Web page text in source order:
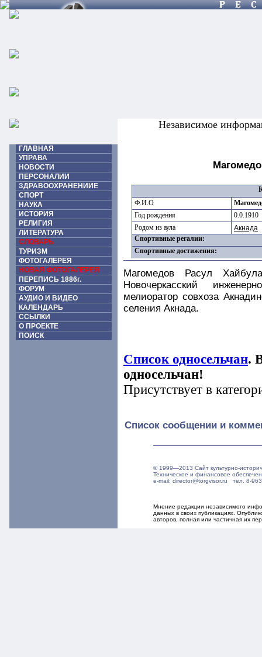
Независимое
ГЛАВНАЯ
УПРАВА
НОВОСТИ
ПЕРСОНАЛИИ
ЗДРАВООХРАНЕНИИЕ
СПОРТ
НАУКА
ИСТОРИЯ
РЕЛИГИЯ
ЛИТЕРАТУРА
СЛОВАРЬ
ТУРИЗМ
ФОТОГАЛЕРЕЯ
НОВАЯ ФОТОГАЛЕРЕЯ
ПЕРЕПИСЬ 1886г.
ФОРУМ
АУДИО И ВИДЕО
КАЛЕНДАРЬ
ССЫЛКИ
О ПРОЕКТЕ
ПОИСК
Ф.И.О
Год рождения
0.0.1910
Родом из аула
Акнада
Спортивные регалии:
Спортивные достижения:
Магомедов Расул
Новочеркасский
мелиоратор совхоза
селения Акнада.
Список односельчан.
односельчан!
Присутствует в
Список сообщении и
© 1999—2013 Сайт культурно-
Техническое и финансовое
e-mail: director@torgvisor.ru тел. 8-
Мнение редакции независимого
данных в своих публикациях.
авторов, полная или частичная их